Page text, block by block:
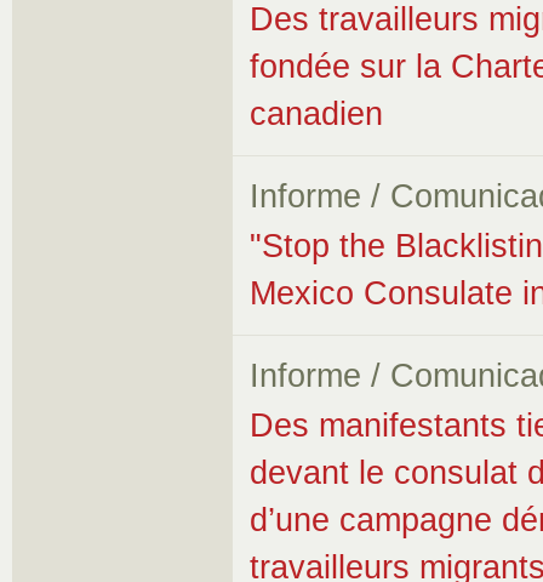
Des travailleurs
fondée sur la
canadien
Informe /
"Stop the
Mexico Consulate
Informe /
Des manifestants
devant le consulat
d’une campagne
travailleurs